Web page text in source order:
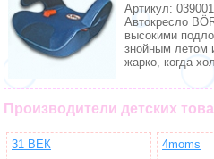
Артикул:
Автокресло
высокими
знойным летом
жарко, когда
Производители детских
31 ВЕК 4moms